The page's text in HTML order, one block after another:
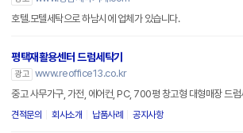
호텔.모텔세탁으로 하남시에 업체가 있습니다.
평택재활용센터 드럼세탁기
광고 www.reoffice13.co.kr
중고 사무가구, 가전, 에어컨, PC, 700평 창고형 대형매장 드럼
견적문의 회사소개 납품사례 공지사항